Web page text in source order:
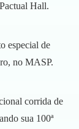
Hall.
especial de
no MASP.
corrida de
sua 100ª